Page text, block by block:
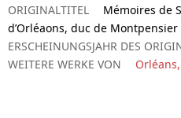
ORIGINALTITEL
Mémoires de
d’Orléaons, duc de Montpensier
ERSCHEINUNGSJAHR DES
WEITERE WERKE VON